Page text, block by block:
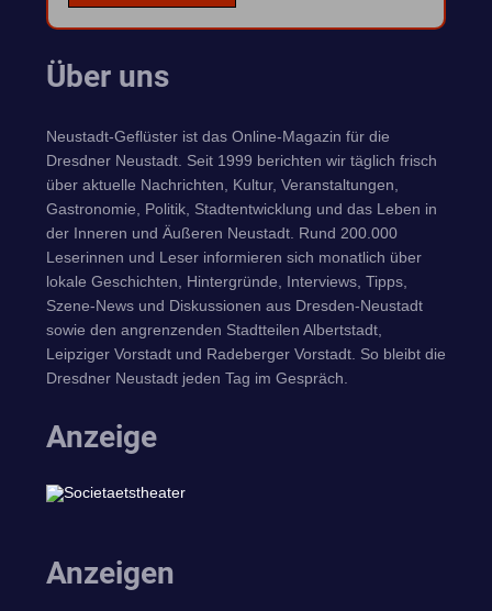
Über uns
Neustadt-Geflüster ist das Online-Magazin für die
Dresdner Neustadt. Seit 1999 berichten wir täglich frisch
über aktuelle Nachrichten, Kultur, Veranstaltungen,
Gastronomie, Politik, Stadtentwicklung und das Leben in
der Inneren und Äußeren Neustadt. Rund 200.000
Leserinnen und Leser informieren sich monatlich über
lokale Geschichten, Hintergründe, Interviews, Tipps,
Szene-News und Diskussionen aus Dresden-Neustadt
sowie den angrenzenden Stadtteilen Albertstadt,
Leipziger Vorstadt und Radeberger Vorstadt. So bleibt die
Dresdner Neustadt jeden Tag im Gespräch.
Anzeige
Anzeigen